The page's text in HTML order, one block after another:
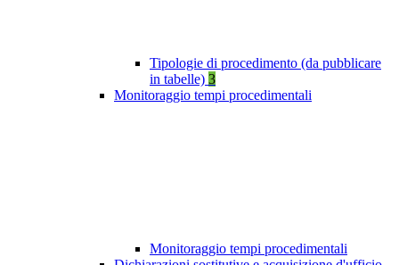
Tipologie di procedimento (da pubblicare
in tabelle) 3
Monitoraggio tempi procedimentali
Monitoraggio tempi procedimentali